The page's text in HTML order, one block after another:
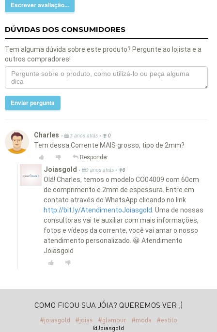
Escrever avaliação...
DÚVIDAS DOS CONSUMIDORES
Tem alguma dúvida sobre este produto? Pergunte ao lojista e a
outros compradores!
Enviar pergunta
Charles • 3 anos atrás • 0
Tem dessa Corrente MAIS grosso, tipo de 2mm?
Responder
Joiasgold • 3 anos atrás • 0
Olá! Charles, temos o modelo CO04009 com 60cm
de comprimento e 2mm de espessura. Entre em
contato através do WhatsApp clicando no link
http://bit.ly/AtendimentoJoiasgold. Uma de nossas
consultoras vai te auxiliar com mais informações,
fotos e vídeos da corrente, você vai amar o nosso
atendimento personalizado. 😀 Atendimento
Joiasgold
COMO FICOU SUA JÓIA? QUEREMOS VER ;)
#joiasgold #joias #glamour #moda #estilo
@Joiasgold